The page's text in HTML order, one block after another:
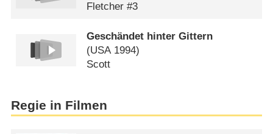
Fletcher #3
Geschändet hinter Gittern
(USA 1994)
Scott
Regie in Filmen